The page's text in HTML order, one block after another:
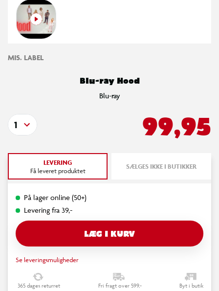
MIS. LABEL
Blu-ray Hood
Blu-ray
99,95
1
LEVERING
Få leveret produktet SÆLGES IKKE I BUTIKKER
På lager online (50+)
Levering fra 39,-
LÆG I KURV
Se leveringsmuligheder
365 dages returret Fri fragt over 599,- Byt i butik